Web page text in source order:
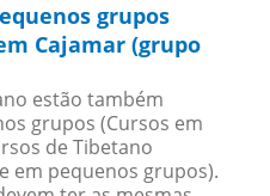
grupos
Cajamar (grupo
estão também
grupos (Cursos em
de Tibetano
em pequenos grupos).